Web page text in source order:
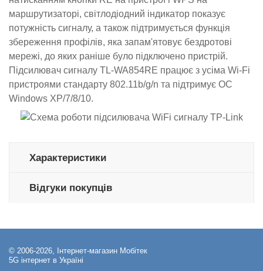
маршрутизаторі, світлодіодний індикатор показує
потужність сигналу, а також підтримується функція
збереження профілів, яка запам'ятовує бездротові
мережі, до яких раніше було підключено пристрій.
Підсилювач сигналу TL-WA854RE працює з усіма Wi-Fi
пристроями стандарту 802.11b/g/n та підтримує ОС
Windows XP/7/8/10.
Характеристики
Відгуки покупців
© 2006-2026, Інтернет-магазин Мобітек
5G інтернет в Україні